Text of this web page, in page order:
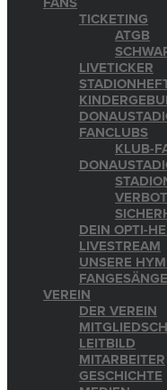
TICKETING
ATGB
LIVETICKER
FANCLUBS
KLUB-
DEIN OPTI-
LIVESTREAM
UNSERE
FANGESÄNGE
VEREIN
DER VEREIN
LEITBILD
MITARBEITER
GESCHICHTE